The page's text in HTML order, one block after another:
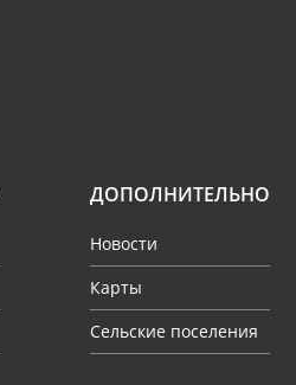
ДОПОЛНИТЕЛЬНО
Новости
Карты
Сельские поселения